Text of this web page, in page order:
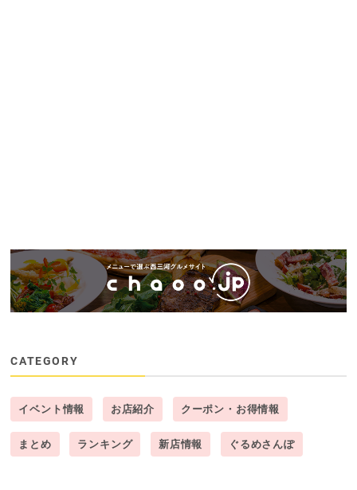
CATEGORY
イベント情報 お店紹介 クーポン・お得情報
まとめ ランキング 新店情報 ぐるめさんぽ